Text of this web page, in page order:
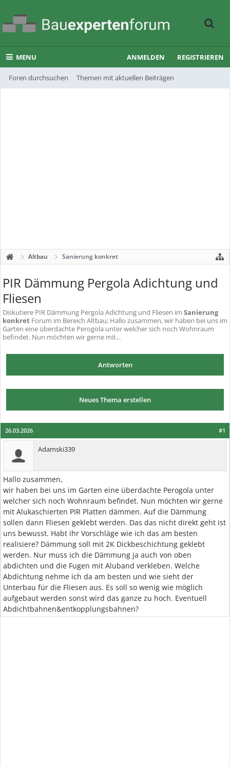
MENU
Foren durchsuchen Themen mit aktuellen Beiträgen
ANMELDEN REGISTRIEREN
Altbau Sanierung konkret
PIR Dämmung Pergola Adichtung und
Fliesen
Diskutiere PIR Dämmung Pergola Adichtung und Fliesen im Sanierung
konkret Forum im Bereich Altbau; Hallo zusammen, wir haben bei uns im
Garten eine überdachte Perogola unter welcher sich noch Wohnraum
befindet. Nun möchten wir gerne mit...
Antworten
Neues Thema erstellen
#1
26.03.2026
Adamski339
Hallo zusammen,
wir haben bei uns im Garten eine überdachte Perogola unter
welcher sich noch Wohnraum befindet. Nun möchten wir gerne
mit Alukaschierten PIR Platten dämmen. Auf die Dämmung
sollen dann Fliesen geklebt werden. Das das nicht direkt geht ist
uns bewusst. Habt ihr Vorschläge wie ich das am besten
realisiere? Dämmung soll mit 2K Dickbeschichtung geklebt
werden. Nur muss ich die Dämmung ja auch von oben
abdichten und die Fugen mit Aluband verkleben. Welche
Abdichtung nehme ich da am besten und wie sieht der
Unterbau für die Fliesen aus. Es soll so wenig wie möglich
aufgebaut werden sonst wird das ganze zu hoch. Eventuell
Abdichtbahnen&entkopplungsbahnen?